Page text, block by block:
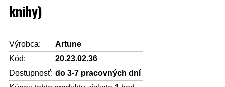
knihy)
Výrobca:
Artune
Kód:
20.23.02.36
Dostupnosť: do 3-7 pracovných dní